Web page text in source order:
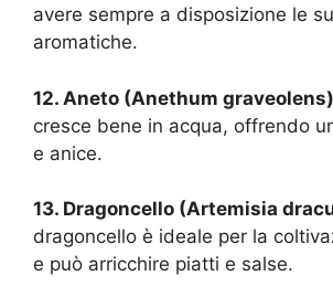
avere sempre a disposizione le
aromatiche.
12. Aneto (Anethum graveolens)
cresce bene in acqua, offrendo
e anice.
13. Dragoncello (Artemisia
dragoncello è ideale per la
e può arricchire piatti e salse.